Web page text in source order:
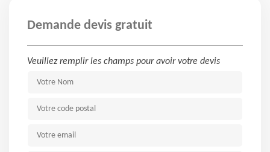
Demande devis gratuit
Veuillez remplir les champs pour avoir votre devis